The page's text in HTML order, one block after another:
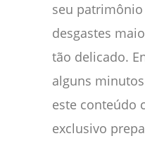
seu
desgastes
tão delicado.
alguns
este conteúdo
exclusivo